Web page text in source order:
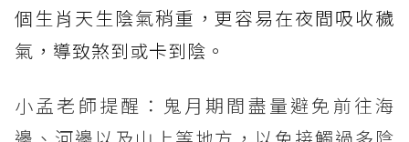
個生肖天生陰氣稍重，更容易在夜間吸收穢
氣，導致煞到或卡到陰。
小孟老師提醒：鬼月期間盡量避免前往海